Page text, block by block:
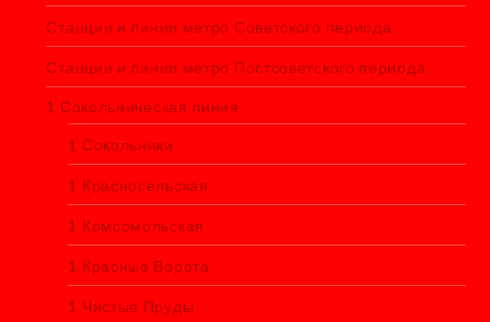
Станции и линии метро Советского периода
Станции и линии метро Постсоветского периода
1 Сокольническая линия
1 Сокольники
1 Красносельская
1 Комсомольская
1 Красные Ворота
1 Чистые Пруды